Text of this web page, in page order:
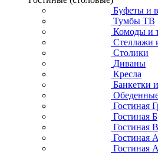
Буфеты и
Тумбы ТВ
Комоды и
Стеллажи
Столики
Диваны
Кресла
Банкетки
Гостиная
Гостиная
Гостиная
Гостиная
Гостиная